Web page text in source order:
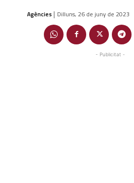
Agències | Dilluns, 26 de juny de 2023
- Publicitat -